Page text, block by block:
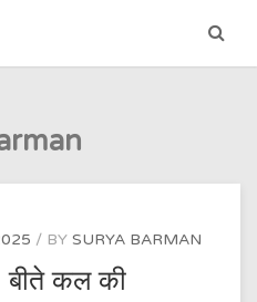
BY SURYA BARMAN
कल की